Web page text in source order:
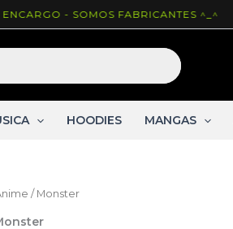
- SOMOS FABRICANTES ^_^
HOODIES MANGAS
/ Monster